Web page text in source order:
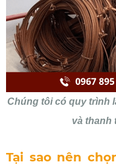
Chúng tôi có quy trình
và thanh
Tại sao nên